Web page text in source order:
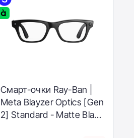
Смарт-очки Ray-Ban |
Meta Blayzer Optics [Gen
2] Standard - Matte Black